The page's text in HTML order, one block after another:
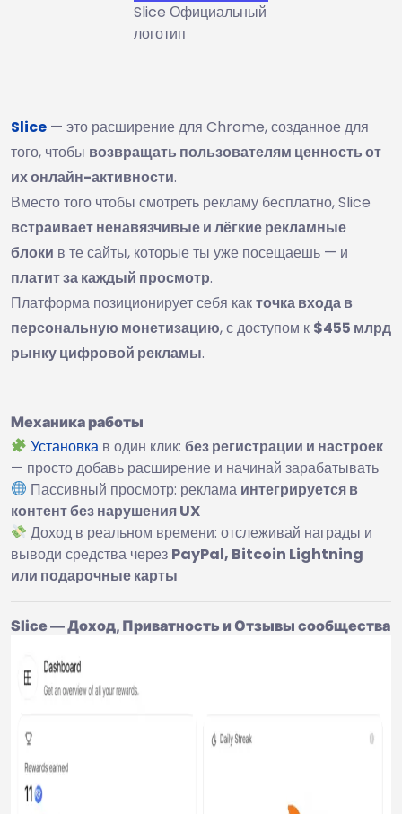
Slice Официальный
логотип
Slice — это расширение для Chrome, созданное для
того, чтобы возвращать пользователям ценность от
их онлайн-активности.
Вместо того чтобы смотреть рекламу бесплатно, Slice
встраивает ненавязчивые и лёгкие рекламные
блоки в те сайты, которые ты уже посещаешь — и
платит за каждый просмотр.
Платформа позиционирует себя какточка входа в
персональную монетизацию, с доступом к $455 млрд
рынку цифровой рекламы.
Механика работы
Установка в один клик:без регистрации и настроек
— просто добавь расширение и начинай зарабатывать
Пассивный просмотр: реклама интегрируется в
контент без нарушения UX
Доход в реальном времени: отслеживай награды и
выводи средства через PayPal, Bitcoin Lightning
или подарочные карты
Slice — Доход, Приватность и Отзывы сообщества